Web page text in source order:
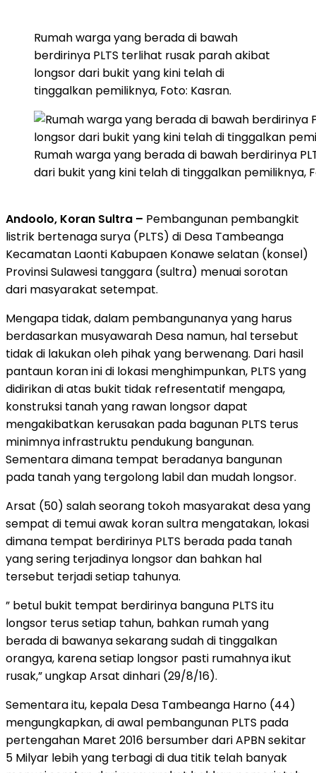
Rumah warga yang berada di bawah
berdirinya PLTS terlihat rusak parah akibat
longsor dari bukit yang kini telah di
tinggalkan pemiliknya, Foto: Kasran.
Rumah warga yang berada di bawah berdirinya
dari bukit yang kini telah di tinggalkan pemiliknya,
Andoolo, Koran Sultra – Pembangunan pembangkit
listrik bertenaga surya (PLTS) di Desa Tambeanga
Kecamatan Laonti Kabupaen Konawe selatan (konsel)
Provinsi Sulawesi tanggara (sultra) menuai sorotan
dari masyarakat setempat.
Mengapa tidak, dalam pembangunanya yang harus
berdasarkan musyawarah Desa namun, hal tersebut
tidak di lakukan oleh pihak yang berwenang. Dari hasil
pantaun koran ini di lokasi menghimpunkan, PLTS yang
didirikan di atas bukit tidak refresentatif mengapa,
konstruksi tanah yang rawan longsor dapat
mengakibatkan kerusakan pada bagunan PLTS terus
minimnya infrastruktu pendukung bangunan.
Sementara dimana tempat beradanya bangunan
pada tanah yang tergolong labil dan mudah longsor.
Arsat (50) salah seorang tokoh masyarakat desa yang
sempat di temui awak koran sultra mengatakan, lokasi
dimana tempat berdirinya PLTS berada pada tanah
yang sering terjadinya longsor dan bahkan hal
tersebut terjadi setiap tahunya.
” betul bukit tempat berdirinya banguna PLTS itu
longsor terus setiap tahun, bahkan rumah yang
berada di bawanya sekarang sudah di tinggalkan
orangya, karena setiap longsor pasti rumahnya ikut
rusak,” ungkap Arsat dinhari (29/8/16).
Sementara itu, kepala Desa Tambeanga Harno (44)
mengungkapkan, di awal pembangunan PLTS pada
pertengahan Maret 2016 bersumber dari APBN sekitar
5 Milyar lebih yang terbagi di dua titik telah banyak